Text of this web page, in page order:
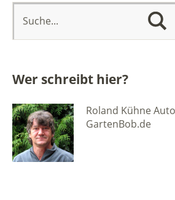
Wer schreibt hier?
Roland Kühne
GartenBob.de